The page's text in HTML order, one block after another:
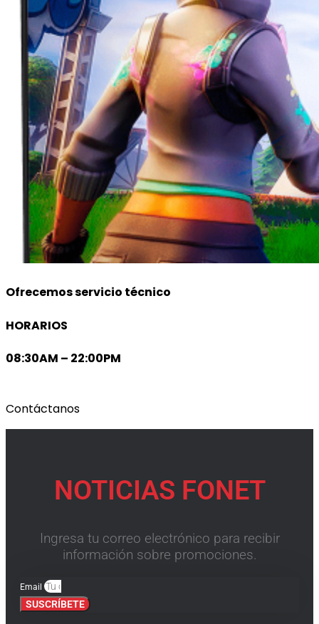
Ofrecemos servicio técnico
HORARIOS
08:30AM – 22:00PM
Contáctanos
NOTICIAS FONET
Ingresa tu correo electrónico para recibir
información sobre promociones.
Email
SUSCRÍBETE